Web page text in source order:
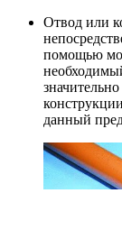
Отвод или
помощью
данный